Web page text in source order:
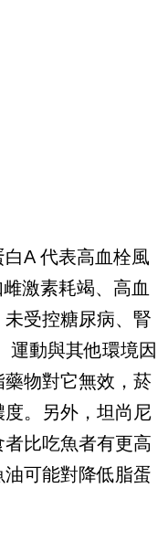
A 代表高血栓風
激素耗竭、高血
受控糖尿病、腎
運動與其他環境因
物對它無效，菸
。另外，坦尚尼
比吃魚者有更高
可能對降低脂蛋